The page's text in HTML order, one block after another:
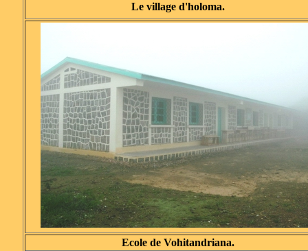
Le village d'holoma.
Ecole de Vohitandriana.